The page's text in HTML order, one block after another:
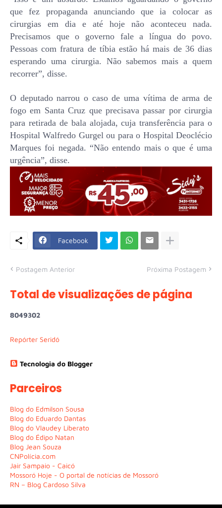
que fez propaganda anunciando que ia colocar as
cirurgias em dia e até hoje não aconteceu nada.
Precisamos que o governo fale a língua do povo.
Pessoas com fratura de tíbia estão há mais de 36 dias
esperando uma cirurgia. Não sabemos mais a quem
recorrer”, disse.
O deputado narrou o caso de uma vítima de arma de
fogo em Santa Cruz que precisava passar por cirurgia
para retirada de bala alojada, cuja transferência para o
Hospital Walfredo Gurgel ou para o Hospital Deoclécio
Marques foi negada. “Não entendo mais o que é uma
urgência”, disse.
Facebook
Postagem Anterior Próxima Postagem
Total de visualizações de página
8049302
Repórter Seridó
Tecnologia do Blogger
Parceiros
Blog do Edmilson Sousa
Blog do Eduardo Dantas
Blog do Vlaudey Liberato
Blog do Édipo Natan
Blog Jean Souza
CNPolícia.com
Jair Sampaio - Caicó
Mossoró Hoje - O portal de notícias de Mossoró
RN – Blog Cardoso Silva